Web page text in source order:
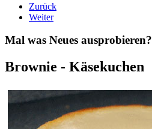
Zurück
Weiter
Mal was Neues ausprobieren?
Brownie - Käsekuchen